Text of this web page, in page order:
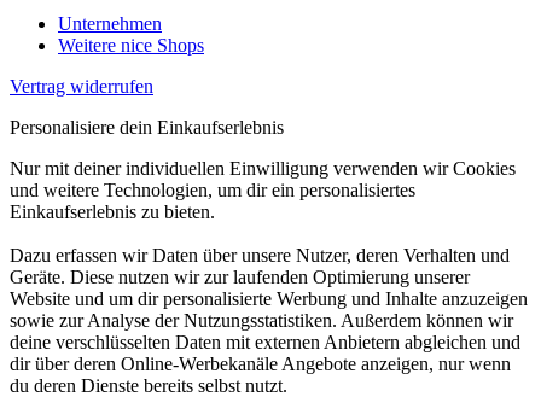
Unternehmen
Weitere nice Shops
Vertrag widerrufen
Personalisiere dein Einkaufserlebnis
Nur mit deiner individuellen Einwilligung verwenden wir Cookies
und weitere Technologien, um dir ein personalisiertes
Einkaufserlebnis zu bieten.
Dazu erfassen wir Daten über unsere Nutzer, deren Verhalten und
Geräte. Diese nutzen wir zur laufenden Optimierung unserer
Website und um dir personalisierte Werbung und Inhalte anzuzeigen
sowie zur Analyse der Nutzungsstatistiken. Außerdem können wir
deine verschlüsselten Daten mit externen Anbietern abgleichen und
dir über deren Online-Werbekanäle Angebote anzeigen, nur wenn
du deren Dienste bereits selbst nutzt.